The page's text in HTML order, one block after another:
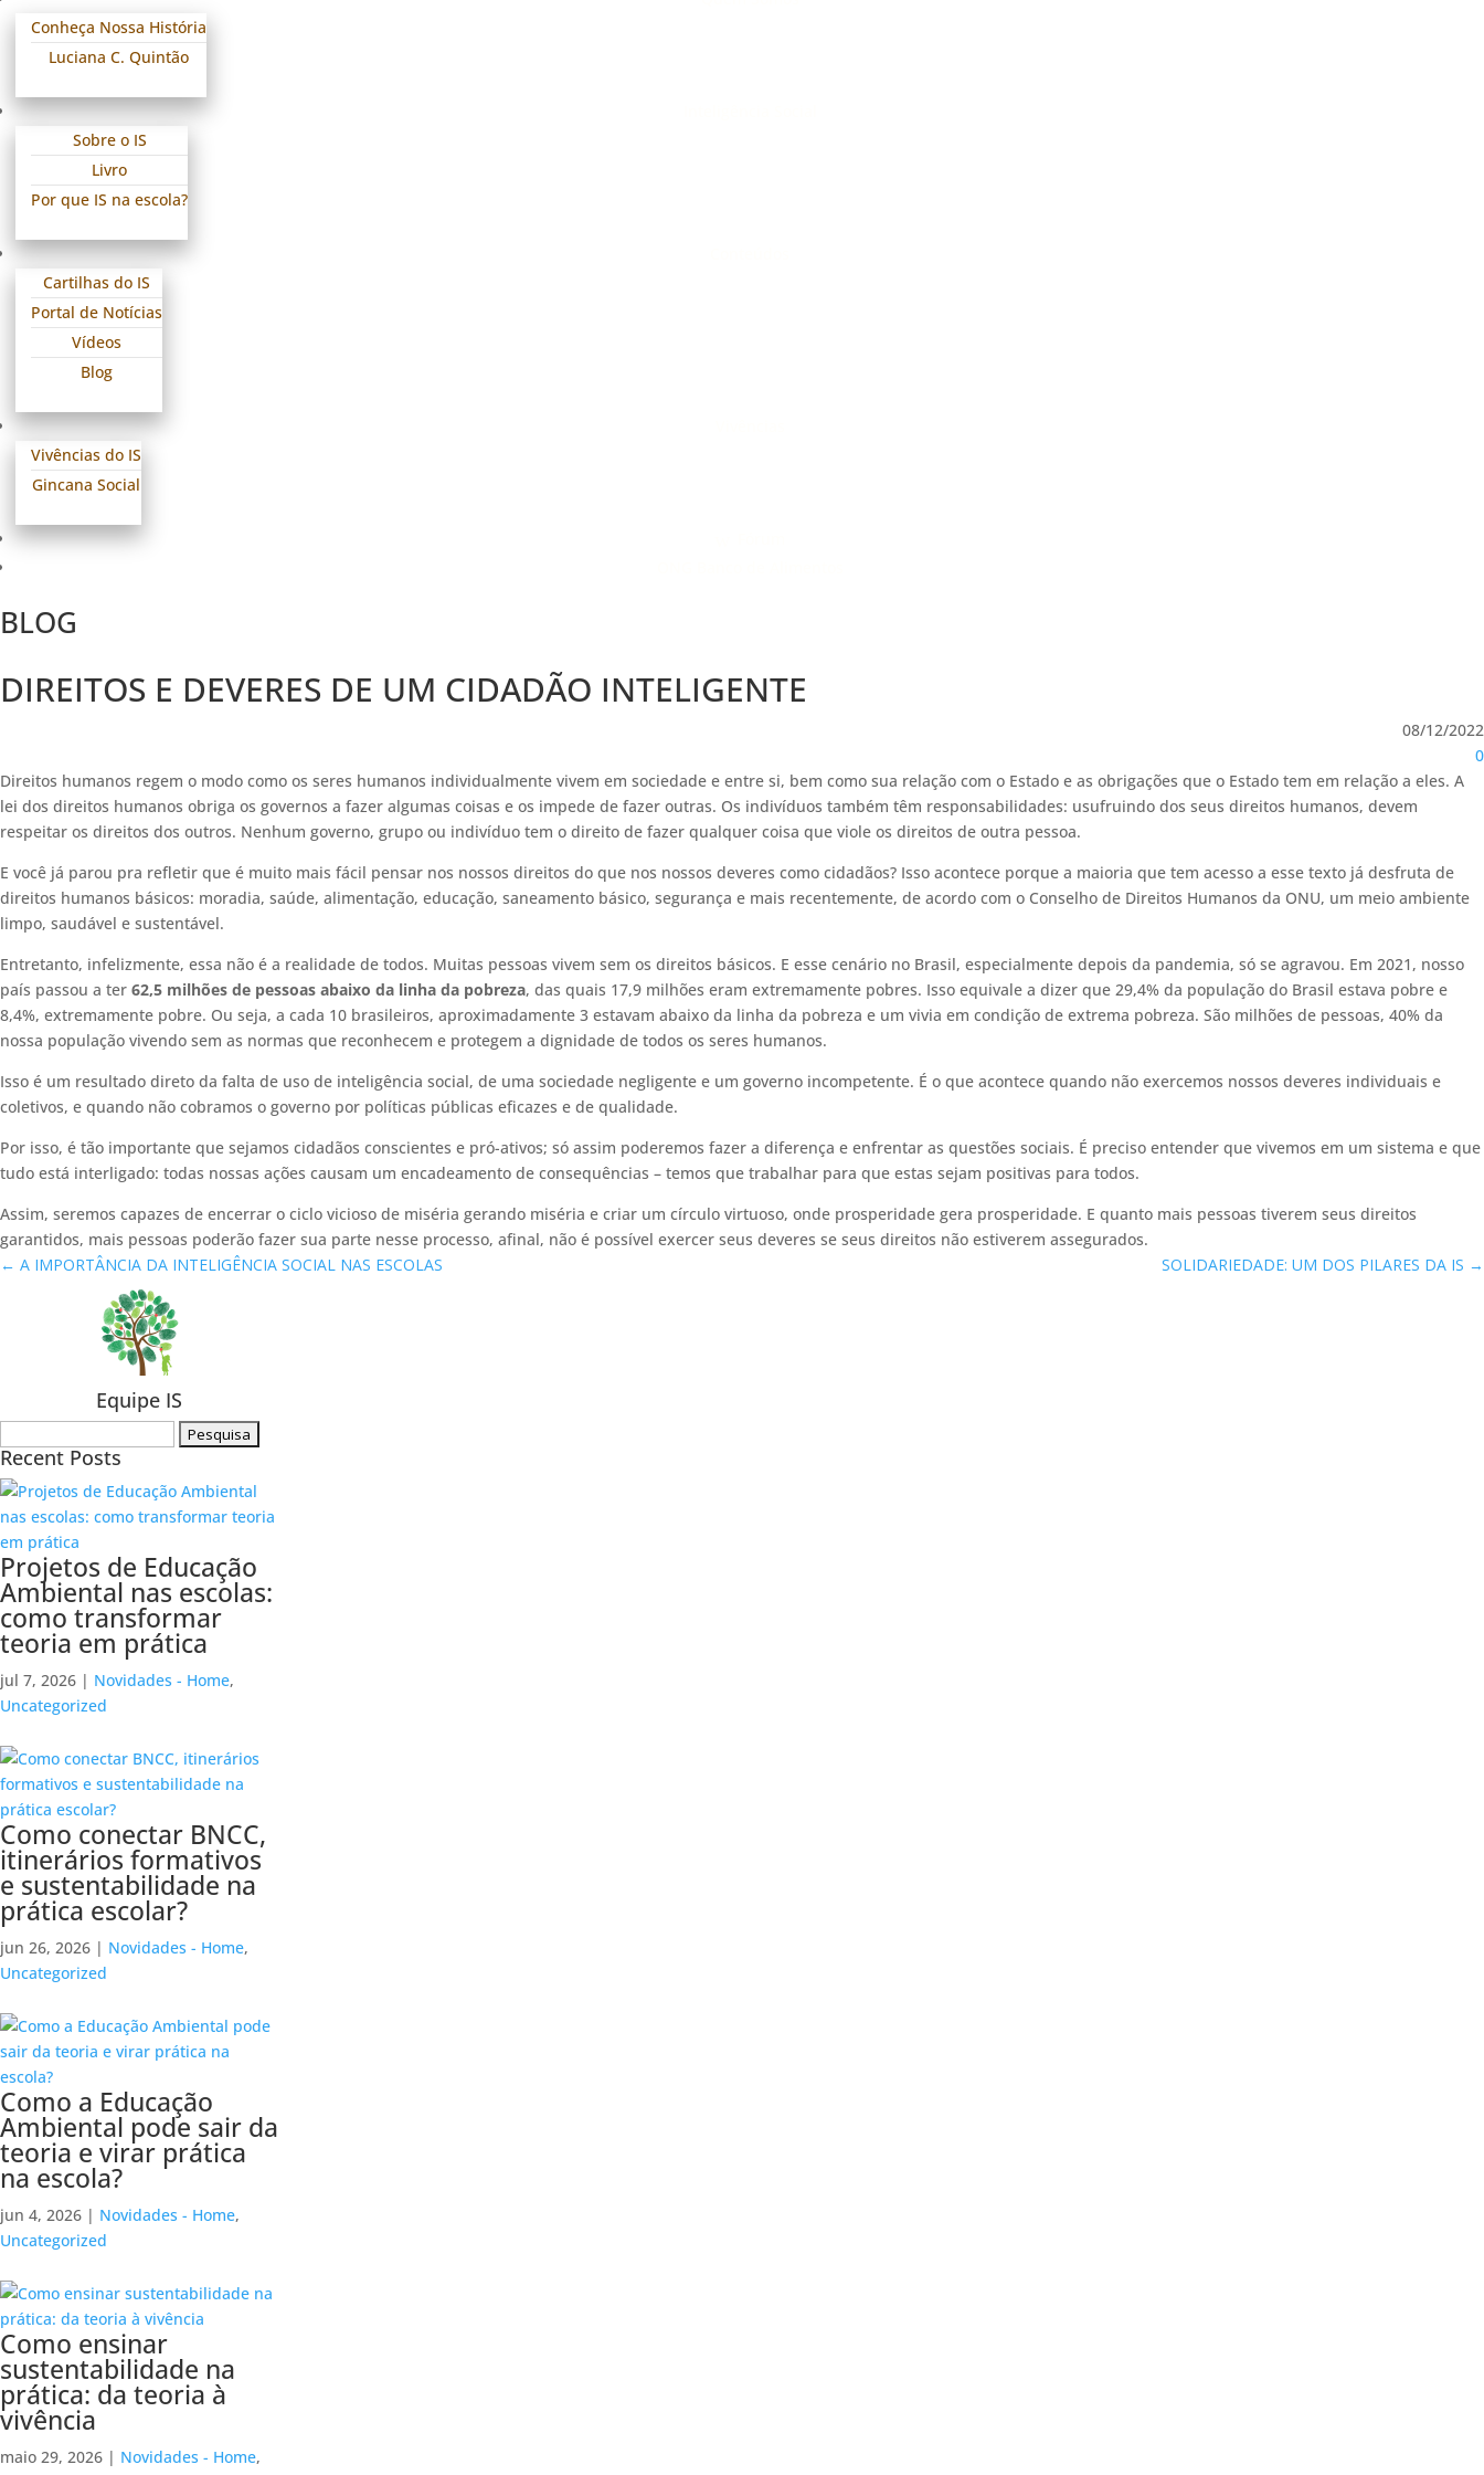
Conheça Nossa História
Luciana C. Quintão
Sobre o IS
Livro
Por que IS na escola?
Cartilhas do IS
Portal de Notícias
Vídeos
Blog
Vivências do IS
Gincana Social
BLOG
DIREITOS E DEVERES DE UM CIDADÃO INTELIGENTE
08/12/2022
0
Direitos humanos regem o modo como os seres humanos individualmente vivem em sociedade e entre si, bem como sua relação com o Estado e as obrigações que o Estado tem em relação a eles. A
lei dos direitos humanos obriga os governos a fazer algumas coisas e os impede de fazer outras. Os indivíduos também têm responsabilidades: usufruindo dos seus direitos humanos, devem
respeitar os direitos dos outros. Nenhum governo, grupo ou indivíduo tem o direito de fazer qualquer coisa que viole os direitos de outra pessoa.
E você já parou pra refletir que é muito mais fácil pensar nos nossos direitos do que nos nossos deveres como cidadãos? Isso acontece porque a maioria que tem acesso a esse texto já desfruta de
direitos humanos básicos: moradia, saúde, alimentação, educação, saneamento básico, segurança e mais recentemente, de acordo com o Conselho de Direitos Humanos da ONU, um meio ambiente
limpo, saudável e sustentável.
Entretanto, infelizmente, essa não é a realidade de todos. Muitas pessoas vivem sem os direitos básicos. E esse cenário no Brasil, especialmente depois da pandemia, só se agravou. Em 2021, nosso
país passou a ter 62,5 milhões de pessoas abaixo da linha da pobreza, das quais 17,9 milhões eram extremamente pobres. Isso equivale a dizer que 29,4% da população do Brasil estava pobre e
8,4%, extremamente pobre. Ou seja, a cada 10 brasileiros, aproximadamente 3 estavam abaixo da linha da pobreza e um vivia em condição de extrema pobreza. São milhões de pessoas, 40% da
nossa população vivendo sem as normas que reconhecem e protegem a dignidade de todos os seres humanos.
Isso é um resultado direto da falta de uso de inteligência social, de uma sociedade negligente e um governo incompetente. É o que acontece quando não exercemos nossos deveres individuais e
coletivos, e quando não cobramos o governo por políticas públicas eficazes e de qualidade.
Por isso, é tão importante que sejamos cidadãos conscientes e pró-ativos; só assim poderemos fazer a diferença e enfrentar as questões sociais. É preciso entender que vivemos em um sistema e que
tudo está interligado: todas nossas ações causam um encadeamento de consequências – temos que trabalhar para que estas sejam positivas para todos.
Assim, seremos capazes de encerrar o ciclo vicioso de miséria gerando miséria e criar um círculo virtuoso, onde prosperidade gera prosperidade. E quanto mais pessoas tiverem seus direitos
garantidos, mais pessoas poderão fazer sua parte nesse processo, afinal, não é possível exercer seus deveres se seus direitos não estiverem assegurados.
← A IMPORTÂNCIA DA INTELIGÊNCIA SOCIAL NAS ESCOLAS SOLIDARIEDADE: UM DOS PILARES DA IS →
Equipe IS
por:
Recent Posts
Projetos de Educação
Ambiental nas escolas:
como transformar
teoria em prática
jul 7, 2026 | Novidades - Home,
Uncategorized
Como conectar BNCC,
itinerários formativos
e sustentabilidade na
prática escolar?
jun 26, 2026 | Novidades - Home,
Uncategorized
Como a Educação
Ambiental pode sair da
teoria e virar prática
na escola?
jun 4, 2026 | Novidades - Home,
Uncategorized
Como ensinar
sustentabilidade na
prática: da teoria à
vivência
maio 29, 2026 | Novidades - Home,